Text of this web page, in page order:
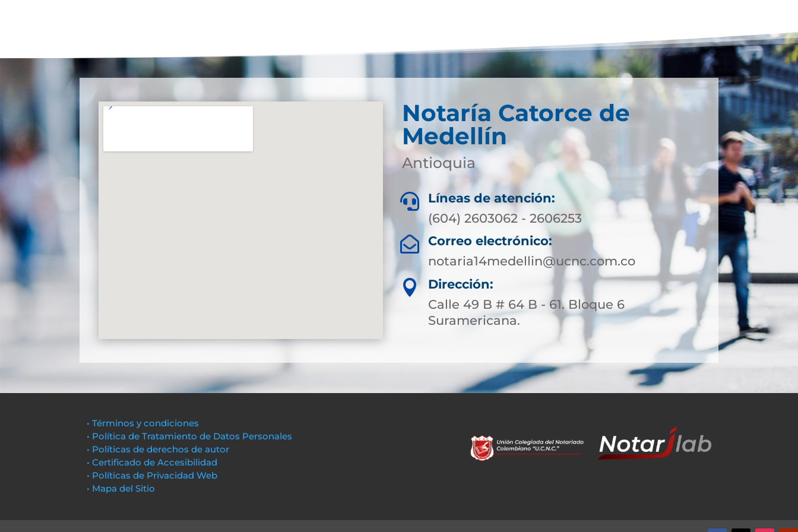
Notaría Catorce de
Medellín
Antioquia

Líneas de atención:
(604) 2603062 - 2606253

Correo electrónico:
notaria14medellin@ucnc.com.co

Dirección:
Calle 49 B # 64 B - 61. Bloque 6
Suramericana.
• Términos y condiciones
• Política de Tratamiento de Datos Personales
• Políticas de derechos de autor
• Certificado de Accesibilidad
• Políticas de Privacidad Web
• Mapa del Sitio